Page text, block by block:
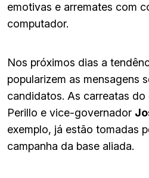
emotivas e arremates com
computador.
Nos próximos dias a
popularizem as mensagens
candidatos. As carreatas
Perillo e vice-governador
exemplo, já estão tomadas
campanha da base aliada.